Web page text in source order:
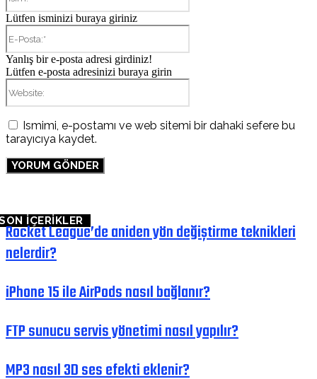
Lütfen isminizi buraya giriniz
Yanlış bir e-posta adresi girdiniz!
Lütfen e-posta adresinizi buraya girin
Ismimi, e-postamı ve web sitemi bir dahaki sefere bu
tarayıcıya kaydet.
İÇERİKLER
Rocket League’de aniden yön değiştirme teknikleri
nelerdir?
iPhone 15 ile AirPods nasıl bağlanır?
FTP sunucu servis yönetimi nasıl yapılır?
MP3 nasıl 3D ses efekti eklenir?